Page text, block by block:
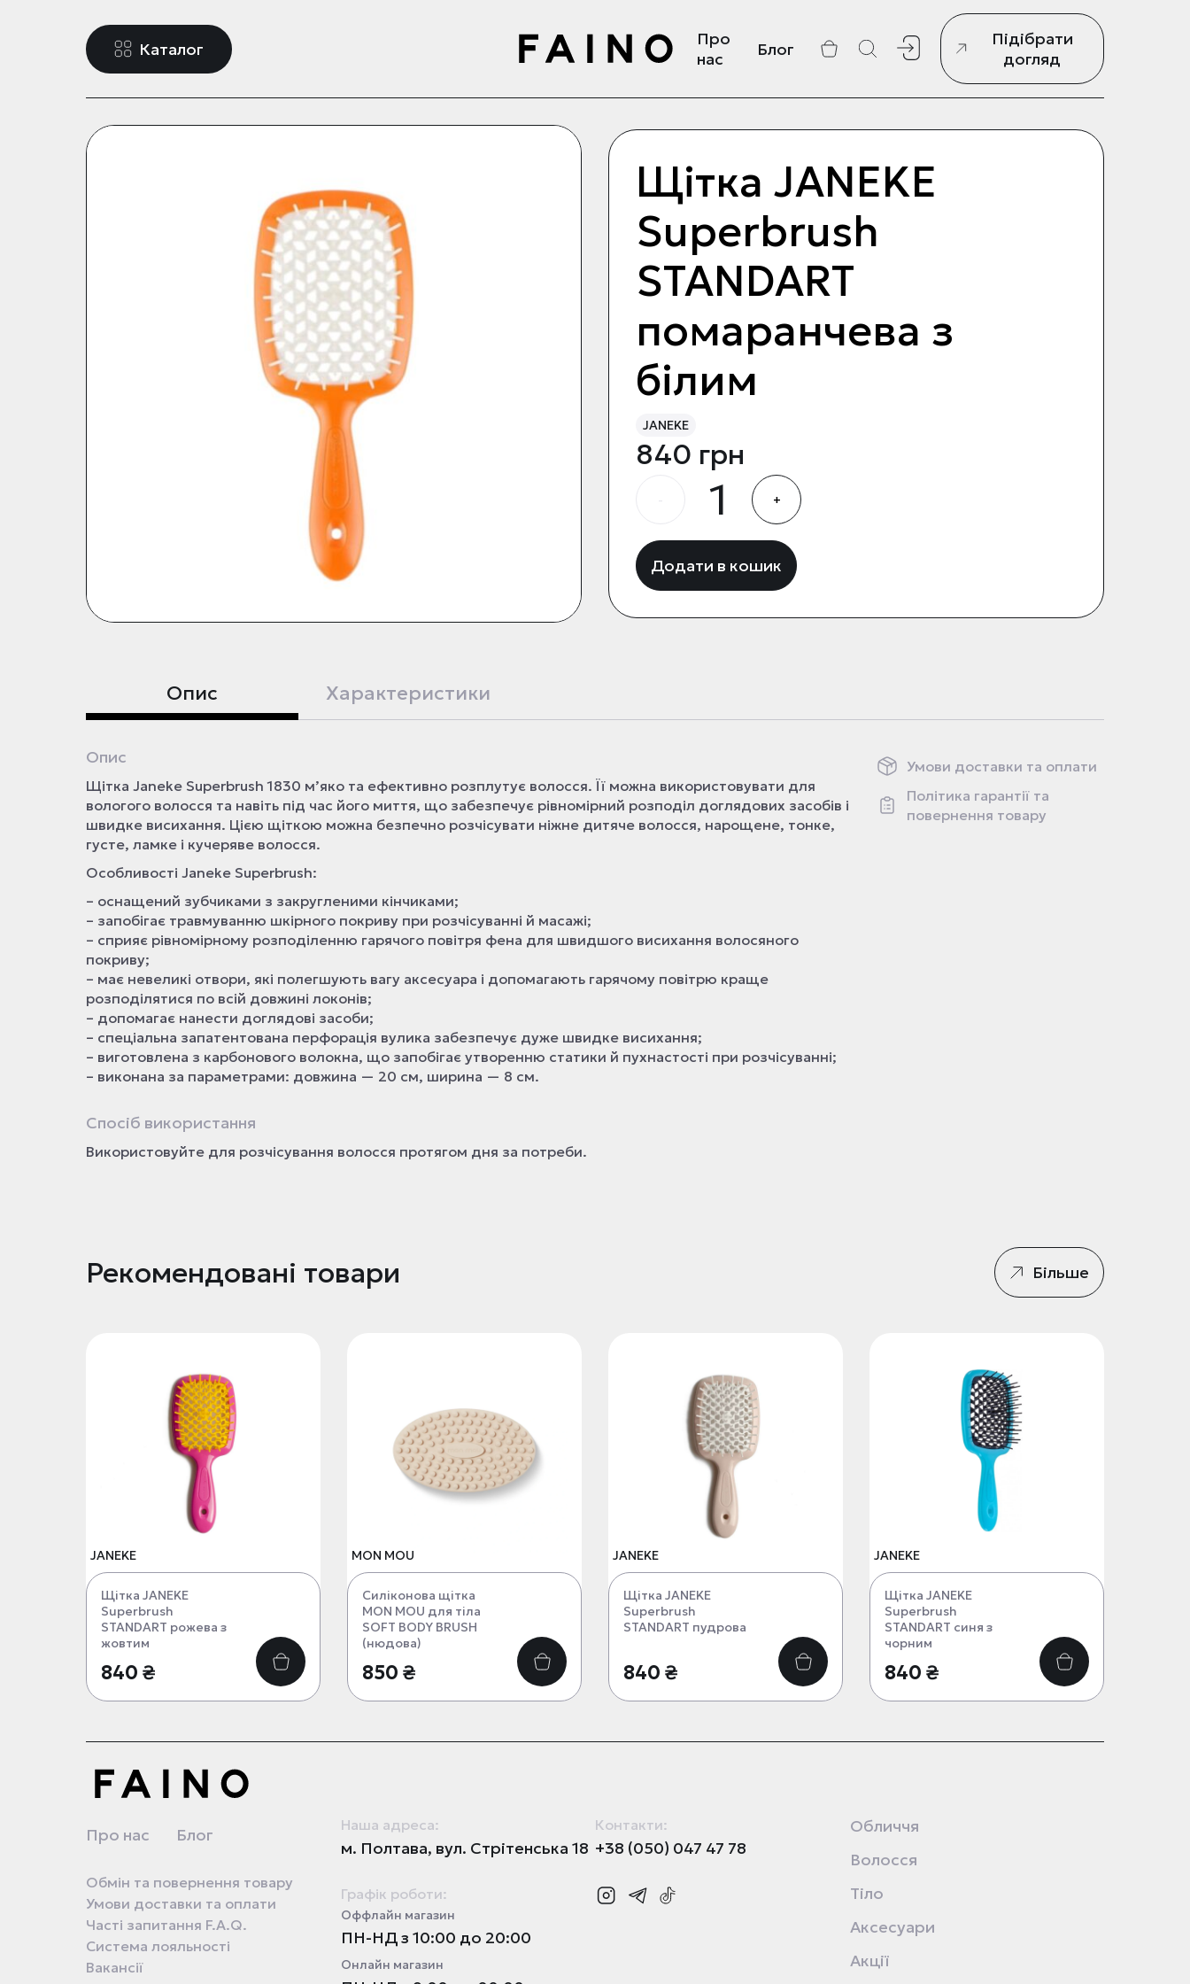
Каталог
Про
нас
Блог
Підібрати
догляд
Щітка JANEKE
Superbrush
STANDART
помаранчева з
білим
JANEKE
840 грн
+
Додати в кошик
Опис Характеристики
Опис
Щітка Janeke Superbrush 1830 м’яко та ефективно розплутує волосся. Її можна використовувати для
вологого волосся та навіть під час його миття, що забезпечує рівномірний розподіл доглядових засобів і
швидке висихання. Цією щіткою можна безпечно розчісувати ніжне дитяче волосся, нарощене, тонке,
густе, ламке і кучеряве волосся.
Особливості Janeke Superbrush:
– оснащений зубчиками з закругленими кінчиками;
– запобігає травмуванню шкірного покриву при розчісуванні й масажі;
– сприяє рівномірному розподіленню гарячого повітря фена для швидшого висихання волосяного
покриву;
– має невеликі отвори, які полегшують вагу аксесуара і допомагають гарячому повітрю краще
розподілятися по всій довжині локонів;
– допомагає нанести доглядові засоби;
– спеціальна запатентована перфорація вулика забезпечує дуже швидке висихання;
– виготовлена з карбонового волокна, що запобігає утворенню статики й пухнастості при розчісуванні;
– виконана за параметрами: довжина — 20 см, ширина — 8 см.
Спосіб використання
Використовуйте для розчісування волосся протягом дня за потреби.
Умови доставки та оплати
Політика гарантії та
повернення товару
Рекомендовані товари Більше
JANEKE
Щітка JANEKE
Superbrush
STANDART рожева з
жовтим
840 ₴
MON MOU
Силіконова щітка
MON MOU для тіла
SOFT BODY BRUSH
(нюдова)
850 ₴
JANEKE
Щітка JANEKE
Superbrush
STANDART пудрова
840 ₴
JANEKE
Щітка JANEKE
Superbrush
STANDART синя з
чорним
840 ₴
Про нас Блог
Обмін та повернення товару
Умови доставки та оплати
Часті запитання F.A.Q.
Система лояльності
Вакансії
Наша адреса:
м. Полтава, вул. Стрітенська 18
Графік роботи:
Оффлайн магазин
ПН-НД з 10:00 до 20:00
Онлайн магазин
Контакти:
+38 (050) 047 47 78
Обличчя
Волосся
Тіло
Аксесуари
Акції